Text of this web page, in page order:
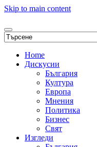
Skip to main content
Home
Дискусии
България
Култура
Европа
Мнения
Политика
Бизнес
Свят
Изгледи